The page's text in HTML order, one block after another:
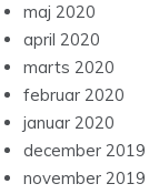
maj 2020
april 2020
marts 2020
februar 2020
januar 2020
december 2019
november 2019